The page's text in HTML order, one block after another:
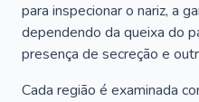
para inspecionar o nariz, a
dependendo da queixa do
presença de secreção e
Cada região é examinada